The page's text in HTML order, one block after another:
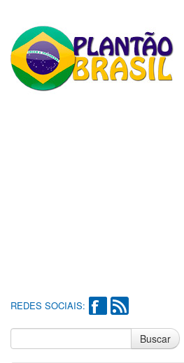
REDES SOCIAIS:
Buscar